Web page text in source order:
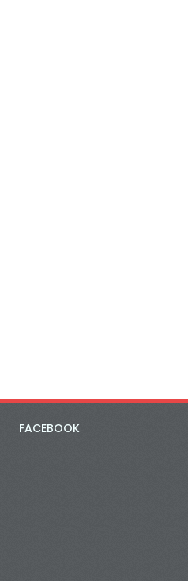
FACEBOOK